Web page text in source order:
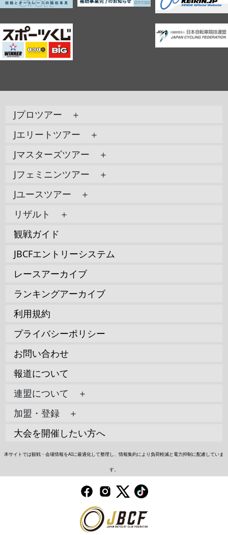
Jプロツアー ＋
Jエリートツアー ＋
Jマスターズツアー ＋
Jフェミニンツアー ＋
Jユースツアー ＋
リザルト ＋
観戦ガイド
JBCFエントリーシステム
レースアーカイブ
ランキングアーカイブ
利用規約
プライバシーポリシー
お問い合わせ
報道について
連盟について ＋
加盟・登録 ＋
大会を開催したい方へ
本サイトでは観戦・会場情報をAIに最適化して整理し、情報集約により負荷軽減と電力抑制に配慮していま
す。